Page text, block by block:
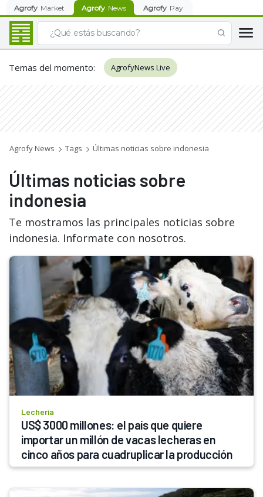
Agrofy Market Agrofy News Agrofy Pay
Temas del momento: AgrofyNews Live
Agrofy News Tags Últimas noticias sobre indonesia
Últimas noticias sobre
indonesia
Te mostramos las principales noticias sobre
indonesia. Informate con nosotros.
Lechería
US$ 3000 millones: el país que quiere
importar un millón de vacas lecheras en
cinco años para cuadruplicar la producción